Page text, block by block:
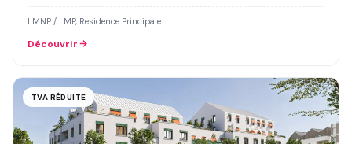
LMNP / LMP, Residence Principale
Découvrir
TVA RÉDUITE